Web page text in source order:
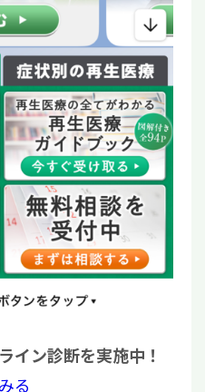
イン診断を実施中！
る